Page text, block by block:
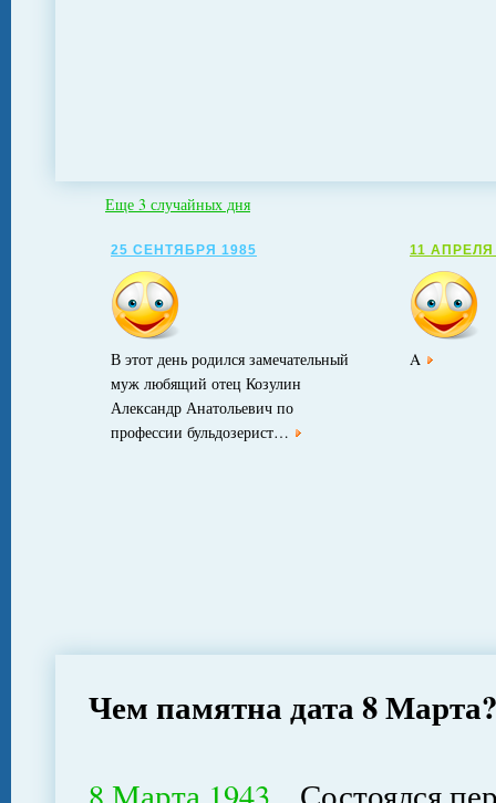
Еще 3 случайных дня
25 СЕНТЯБРЯ 1985
В этот день родился замечательный
муж любящий отец Козулин
Александр Анатольевич по
профессии бульдозерист…
11 АПРЕЛЯ
A
Чем памятна дата 8 Марта?